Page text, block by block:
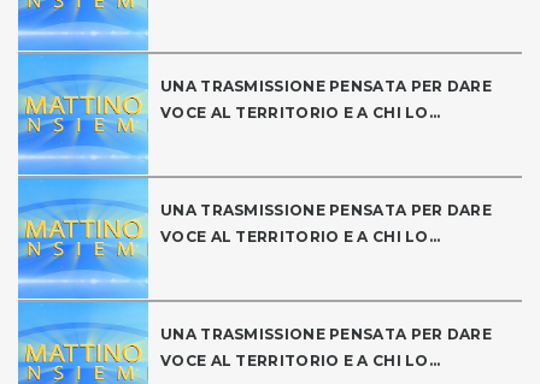
UNA TRASMISSIONE PENSATA PER DARE
VOCE AL TERRITORIO E A CHI LO...
UNA TRASMISSIONE PENSATA PER DARE
VOCE AL TERRITORIO E A CHI LO...
UNA TRASMISSIONE PENSATA PER DARE
VOCE AL TERRITORIO E A CHI LO...